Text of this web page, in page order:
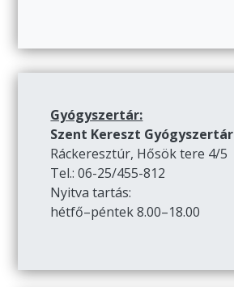
Gyógyszertár:
Szent Kereszt Gyógyszertár
Ráckeresztúr, Hősök tere 4/5
Tel.: 06-25/455-812
Nyitva tartás:
hétfő–péntek 8.00–18.00